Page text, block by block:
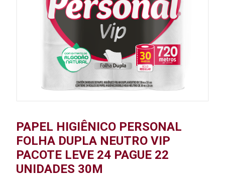
PAPEL HIGIÊNICO PERSONAL
FOLHA DUPLA NEUTRO VIP
PACOTE LEVE 24 PAGUE 22
UNIDADES 30M